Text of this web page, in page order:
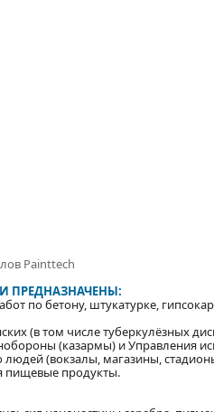
Painttech
ПРЕДНАЗНАЧЕНЫ:
по бетону, штукатурке,
(в том числе туберкулёзных
(казармы) и Управления
людей (вокзалы, магазины,
пищевые продукты.